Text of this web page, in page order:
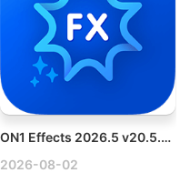
ON1 Effects 2026.5 v20.5.0.19010 Mac照片后期调色滤镜库破解版
2026-08-02